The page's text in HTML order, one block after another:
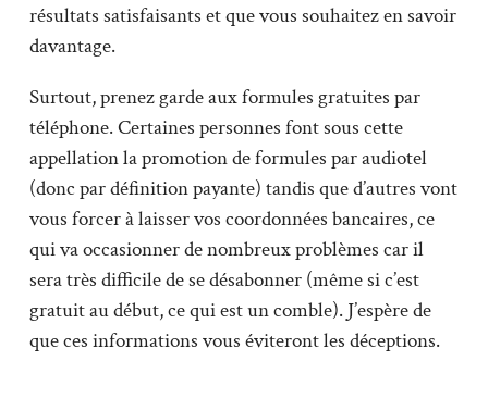
résultats satisfaisants et que vous souhaitez en savoir
davantage.
Surtout, prenez garde aux formules gratuites par
téléphone. Certaines personnes font sous cette
appellation la promotion de formules par audiotel
(donc par définition payante) tandis que d’autres vont
vous forcer à laisser vos coordonnées bancaires, ce
qui va occasionner de nombreux problèmes car il
sera très difficile de se désabonner (même si c’est
gratuit au début, ce qui est un comble). J’espère de
que ces informations vous éviteront les déceptions.